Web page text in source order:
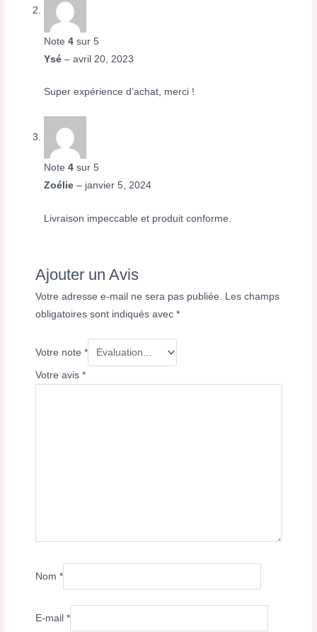
Note4 sur 5
Ysé– avril 20, 2023
Super expérience d’achat, merci !
Note4 sur 5
Zoélie– janvier 5, 2024
Livraison impeccable et produit conforme.
Ajouter un Avis
Votre adresse e-mail ne sera pas publiée. Les champs
obligatoires sont indiqués avec*
Votre note*
Votre avis*
Nom*
E-mail*